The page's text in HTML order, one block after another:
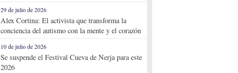
29 de julio de 2026
Alex Cortina: El activista que transforma la
conciencia del autismo con la mente y el corazón
10 de julio de 2026
Se suspende el Festival Cueva de Nerja para este
2026